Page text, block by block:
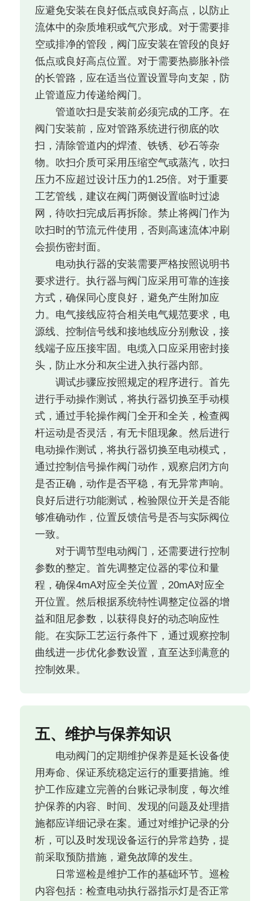
应避免安装在良好低点或良好高点，以防止
流体中的杂质堆积或气穴形成。对于需要排
空或排净的管段，阀门应安装在管段的良好
低点或良好高点位置。对于需要热膨胀补偿
的长管路，应在适当位置设置导向支架，防
止管道应力传递给阀门。
管道吹扫是安装前必须完成的工序。在
阀门安装前，应对管路系统进行彻底的吹
扫，清除管道内的焊渣、铁锈、砂石等杂
物。吹扫介质可采用压缩空气或蒸汽，吹扫
压力不应超过设计压力的1.25倍。对于重要
工艺管线，建议在阀门两侧设置临时过滤
网，待吹扫完成后再拆除。禁止将阀门作为
吹扫时的节流元件使用，否则高速流体冲刷
会损伤密封面。
电动执行器的安装需要严格按照说明书
要求进行。执行器与阀门应采用可靠的连接
方式，确保同心度良好，避免产生附加应
力。电气接线应符合相关电气规范要求，电
源线、控制信号线和接地线应分别敷设，接
线端子应压接牢固。电缆入口应采用密封接
头，防止水分和灰尘进入执行器内部。
调试步骤应按照规定的程序进行。首先
进行手动操作测试，将执行器切换至手动模
式，通过手轮操作阀门全开和全关，检查阀
杆运动是否灵活，有无卡阻现象。然后进行
电动操作测试，将执行器切换至电动模式，
通过控制信号操作阀门动作，观察启闭方向
是否正确，动作是否平稳，有无异常声响。
良好后进行功能测试，检验限位开关是否能
够准确动作，位置反馈信号是否与实际阀位
一致。
对于调节型电动阀门，还需要进行控制
参数的整定。首先调整定位器的零位和量
程，确保4mA对应全关位置，20mA对应全
开位置。然后根据系统特性调整定位器的增
益和阻尼参数，以获得良好的动态响应性
能。在实际工艺运行条件下，通过观察控制
曲线进一步优化参数设置，直至达到满意的
控制效果。
五、维护与保养知识
电动阀门的定期维护保养是延长设备使
用寿命、保证系统稳定运行的重要措施。维
护工作应建立完善的台账记录制度，每次维
护保养的内容、时间、发现的问题及处理措
施都应详细记录在案。通过对维护记录的分
析，可以及时发现设备运行的异常趋势，提
前采取预防措施，避免故障的发生。
日常巡检是维护工作的基础环节。巡检
内容包括：检查电动执行器指示灯是否正常